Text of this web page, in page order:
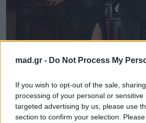
mad.gr - Do Not Process My
If you wish to opt-out of the sale,
processing of your personal or
targeted advertising by us, please use
section to confirm your selection.
News
ΜΕΛΙSSES – Ελένη
video για τη συνεργασία